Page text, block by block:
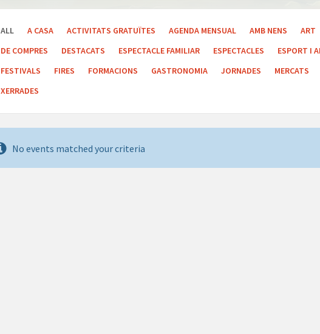
ALL A CASA ACTIVITATS GRATUÏTES AGENDA MENSUAL AMB NENS ART
DE COMPRES
DESTACATS ESPECTACLE FAMILIAR ESPECTACLES ESPORT I
FESTIVALS
FIRES FORMACIONS GASTRONOMIA JORNADES MERCATS
XERRADES
No events matched your criteria